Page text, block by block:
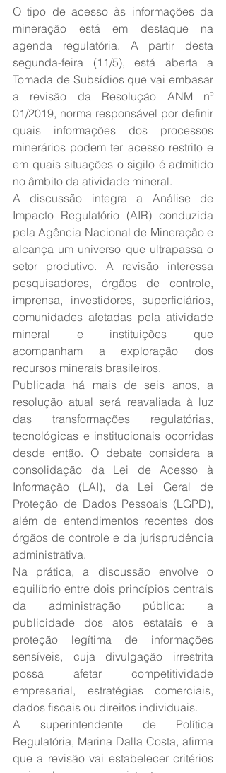
O tipo de acesso às informações da
mineração está em destaque na
agenda regulatória. A partir desta
segunda-feira (11/5), está aberta a
Tomada de Subsídios que vai embasar
a revisão da Resolução ANM nº
01/2019, norma responsável por definir
quais informações dos processos
minerários podem ter acesso restrito e
em quais situações o sigilo é admitido
no âmbito da atividade mineral.
A discussão integra a Análise de
Impacto Regulatório (AIR) conduzida
pela Agência Nacional de Mineração e
alcança um universo que ultrapassa o
setor produtivo. A revisão interessa
pesquisadores, órgãos de controle,
imprensa, investidores, superficiários,
comunidades afetadas pela atividade
mineral e instituições que
acompanham a exploração dos
recursos minerais brasileiros.
Publicada há mais de seis anos, a
resolução atual será reavaliada à luz
das transformações regulatórias,
tecnológicas e institucionais ocorridas
desde então. O debate considera a
consolidação da Lei de Acesso à
Informação (LAI), da Lei Geral de
Proteção de Dados Pessoais (LGPD),
além de entendimentos recentes dos
órgãos de controle e da jurisprudência
administrativa.
Na prática, a discussão envolve o
equilíbrio entre dois princípios centrais
da administração pública: a
publicidade dos atos estatais e a
proteção legítima de informações
sensíveis, cuja divulgação irrestrita
possa afetar competitividade
empresarial, estratégias comerciais,
dados fiscais ou direitos individuais.
A superintendente de Política
Regulatória, Marina Dalla Costa, afirma
que a revisão vai estabelecer critérios